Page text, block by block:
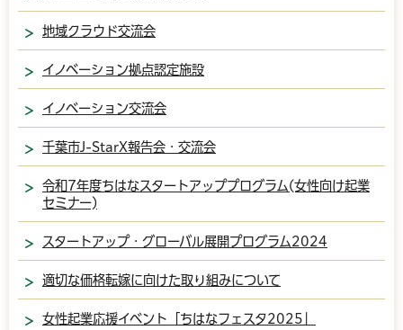
地域クラウド交流会
イノベーション拠点認定施設
イノベーション交流会
千葉市J-StarX報告会・交流会
令和7年度ちはなスタートアッププログラム(女性向け起業
セミナー)
スタートアップ・グローバル展開プログラム2024
適切な価格転嫁に向けた取り組みについて
女性起業応援イベント「ちはなフェスタ2025」